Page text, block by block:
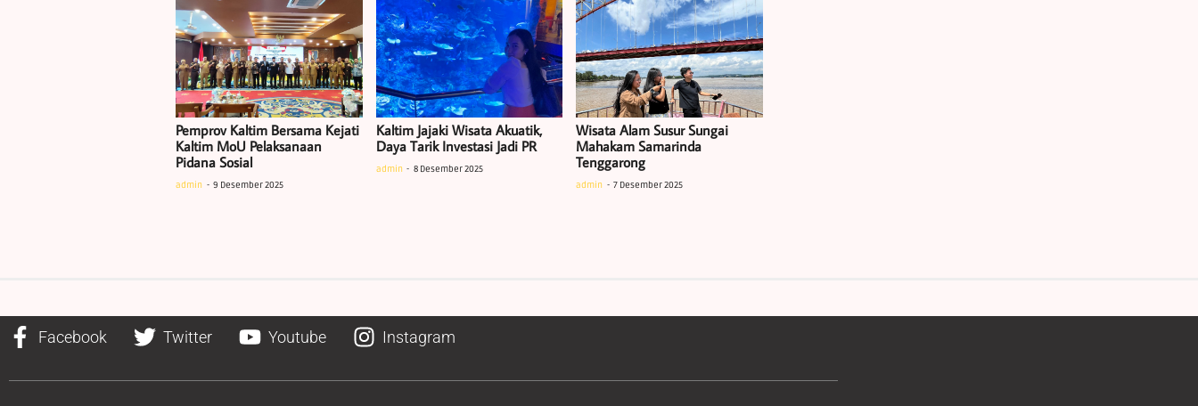
Pemprov Kaltim Bersama Kejati
Kaltim MoU Pelaksanaan
Pidana Sosial
admin 9 Desember 2025
Kaltim Jajaki Wisata Akuatik,
Daya Tarik Investasi Jadi PR
admin 8 Desember 2025
Wisata Alam Susur Sungai
Mahakam Samarinda
Tenggarong
admin 7 Desember 2025
Facebook Twitter Youtube Instagram